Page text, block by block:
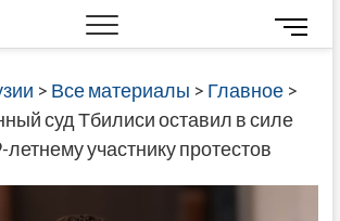
ГРУЗИИ
САЙТЕ
M
e
n
u
> Все материалы > Главное>
суд Тбилиси оставил в силе
летнему участнику протестов